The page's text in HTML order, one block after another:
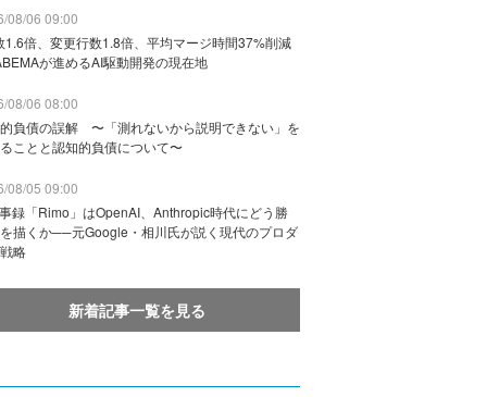
08/06 09:00
1.6倍、変更行数1.8倍、平均マージ時間37%削減
が進めるAI駆動開発の現在地
08/06 08:00
負債の誤解 〜「測れないから説明できない」を
ことと認知的負債について〜
08/05 09:00
録「Rimo」はOpenAI、Anthropic時代にどう勝
描くか──元Google・相川氏が説く現代のプロダ
略
新着記事一覧を見る